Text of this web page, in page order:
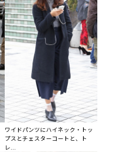
ワイドパンツにハイネック・トッ
プスとチェスターコートと、ト
レ...